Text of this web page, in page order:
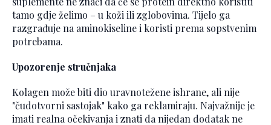
tamo gdje želimo – u koži ili zglobovima. Tijelo ga
razgrađuje na aminokiseline i koristi prema sopstvenim
potrebama.
Upozorenje stručnjaka
Kolagen može biti dio uravnotežene ishrane, ali nije
"čudotvorni sastojak" kako ga reklamiraju. Najvažnije je
imati realna očekivanja i znati da nijedan dodatak ne